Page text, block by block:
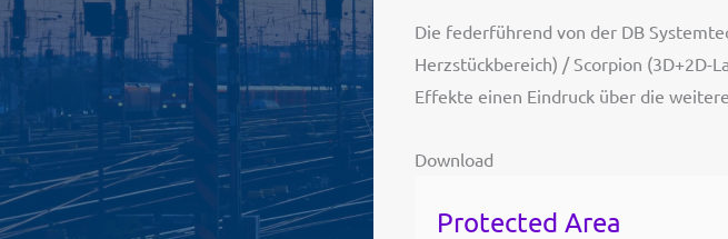
Die federführend von der DB
Herzstückbereich) / Scorpion (3D+2D-
Effekte einen Eindruck über die
Download
Protected Area